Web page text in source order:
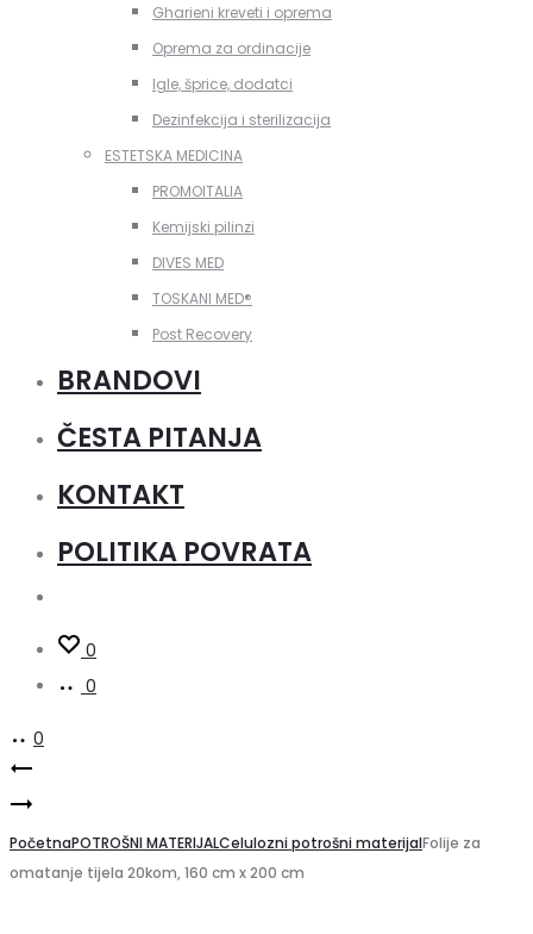
Gharieni kreveti i oprema
Oprema za ordinacije
Igle, šprice, dodatci
Dezinfekcija i sterilizacija
ESTETSKA MEDICINA
PROMOITALIA
Kemijski pilinzi
DIVES MED
TOSKANI MED®️
Post Recovery
BRANDOVI
ČESTA PITANJA
KONTAKT
POLITIKA POVRATA
0
0
0
Product
navigation
UV
lampa
UV
lampa
Dual
PočetnaPOTROŠNI MATERIJALCelulozni potrošni materijalFolije za
omatanje tijela 20kom, 160 cm x 200 cm